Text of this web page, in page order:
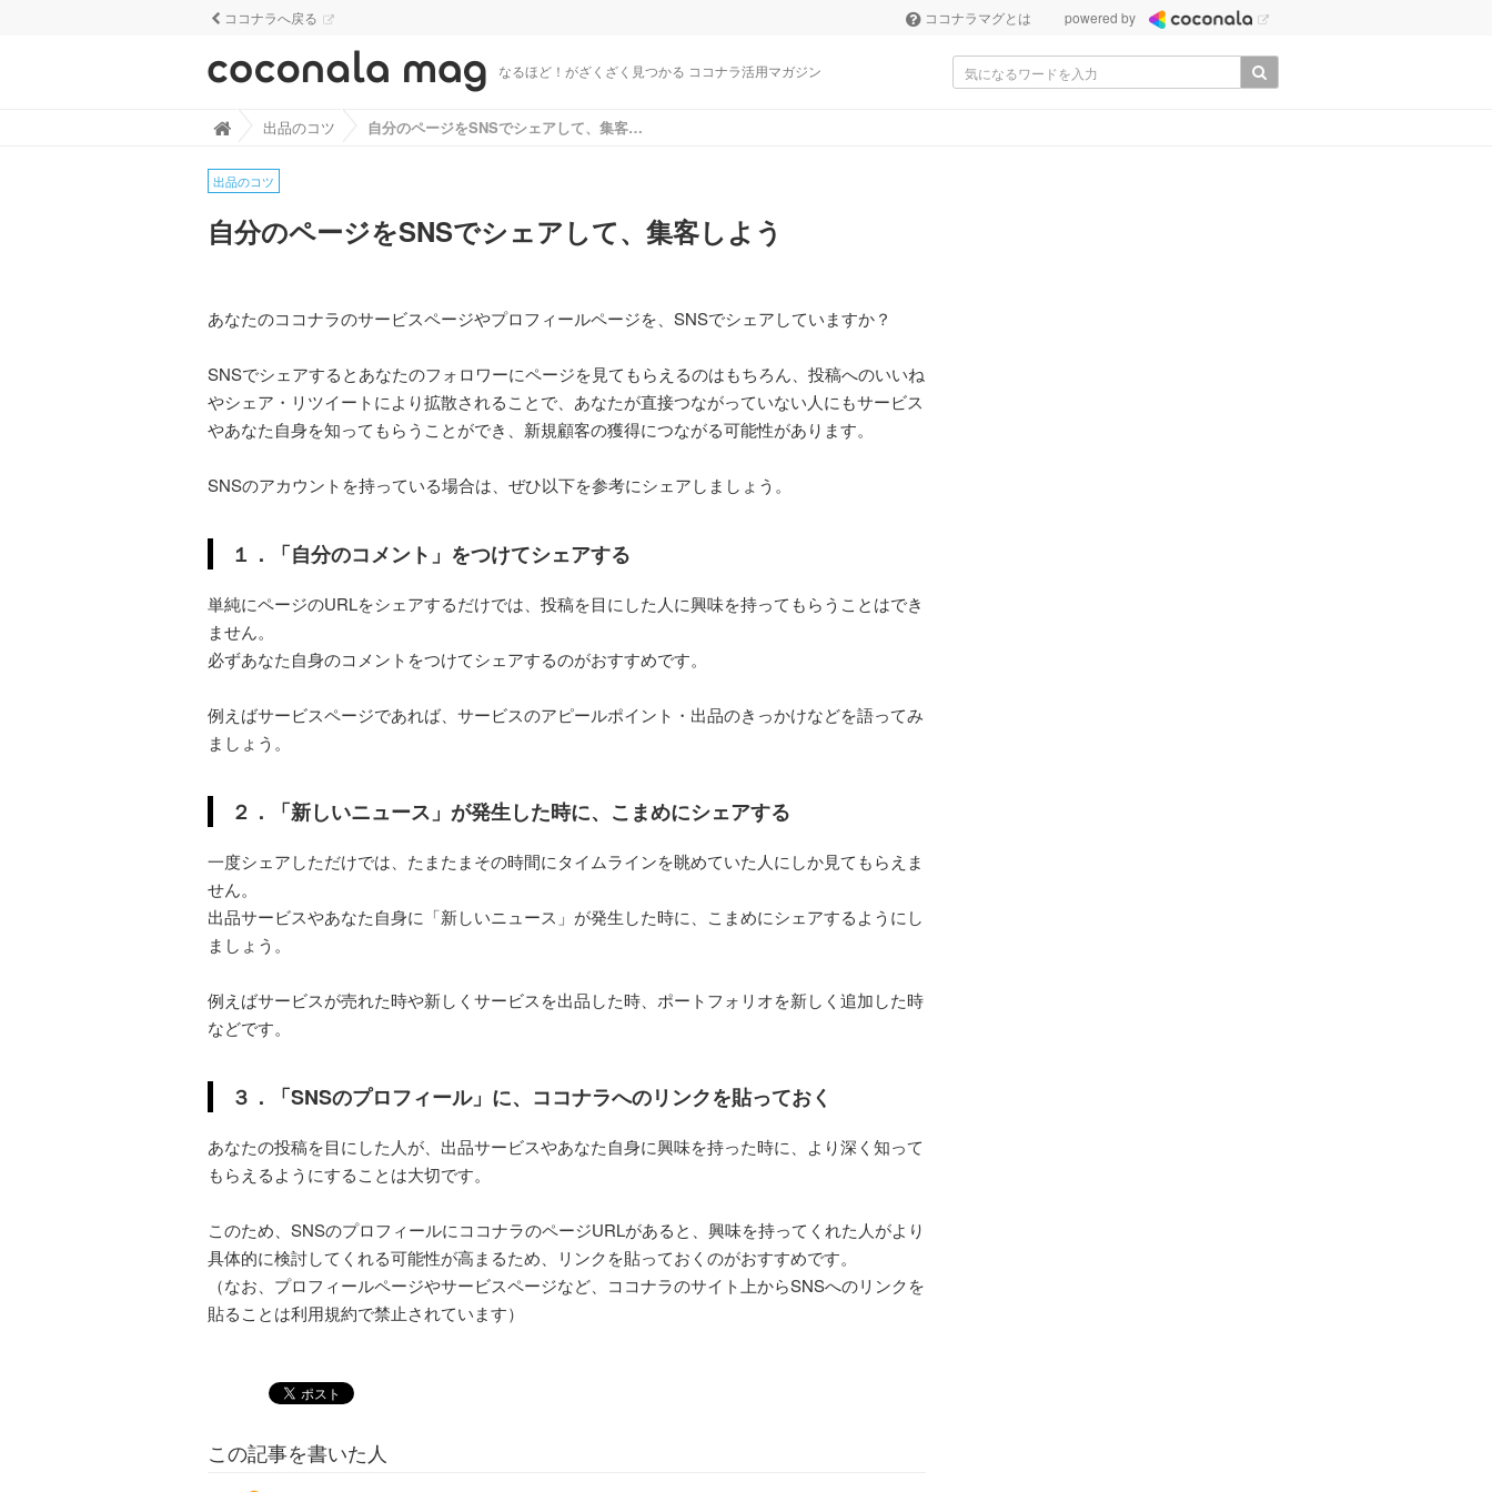
ココナラへ戻る ココナラマグとは powered by
なるほど！がざくざく見つかる ココナラ活用マガジン
ココナラマグ - なるほど！がざくざく見つかる ココナラ活用マガジン
出品のコツ 自分のページをSNSでシェアして、集客しよう
出品のコツ
自分のページをSNSでシェアして、集客しよう
あなたのココナラのサービスページやプロフィールページを、SNSでシェアしていますか？
SNSでシェアするとあなたのフォロワーにページを見てもらえるのはもちろん、投稿へのいいね
やシェア・リツイートにより拡散されることで、あなたが直接つながっていない人にもサービス
やあなた自身を知ってもらうことができ、新規顧客の獲得につながる可能性があります。
SNSのアカウントを持っている場合は、ぜひ以下を参考にシェアしましょう。
１．「自分のコメント」をつけてシェアする
単純にページのURLをシェアするだけでは、投稿を目にした人に興味を持ってもらうことはでき
ません。
必ずあなた自身のコメントをつけてシェアするのがおすすめです。
例えばサービスページであれば、サービスのアピールポイント・出品のきっかけなどを語ってみ
ましょう。
２．「新しいニュース」が発生した時に、こまめにシェアする
一度シェアしただけでは、たまたまその時間にタイムラインを眺めていた人にしか見てもらえま
せん。
出品サービスやあなた自身に「新しいニュース」が発生した時に、こまめにシェアするようにし
ましょう。
例えばサービスが売れた時や新しくサービスを出品した時、ポートフォリオを新しく追加した時
などです。
３．「SNSのプロフィール」に、ココナラへのリンクを貼っておく
あなたの投稿を目にした人が、出品サービスやあなた自身に興味を持った時に、より深く知って
もらえるようにすることは大切です。
このため、SNSのプロフィールにココナラのページURLがあると、興味を持ってくれた人がより
具体的に検討してくれる可能性が高まるため、リンクを貼っておくのがおすすめです。
（なお、プロフィールページやサービスページなど、ココナラのサイト上からSNSへのリンクを
貼ることは利用規約で禁止されています）
この記事を書いた人